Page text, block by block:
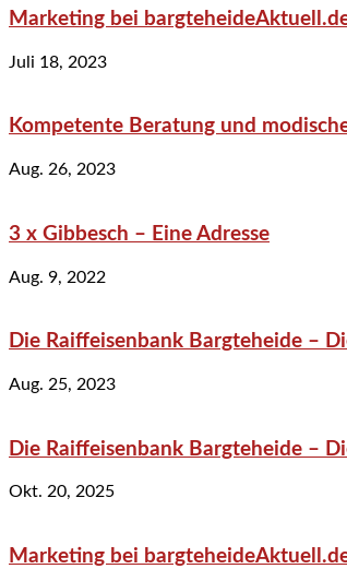
Marketing bei
Juli 18, 2023
Kompetente Beratung und
Aug. 26, 2023
3 x Gibbesch – Eine Adresse
Aug. 9, 2022
Die Raiffeisenbank Bargteheide –
Aug. 25, 2023
Die Raiffeisenbank Bargteheide –
Okt. 20, 2025
Marketing bei